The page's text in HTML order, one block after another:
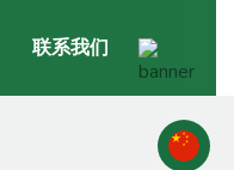
联系我们